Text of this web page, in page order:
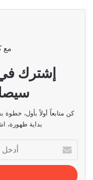
مع
إشترك في
كن متابعاً أولاً بأول،
بداية ظهورة،
بريدك
الإلكتروني